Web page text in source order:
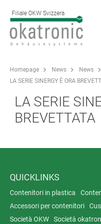
Filiale OKW Svizzera
Homepage News
News
LA SERIE SINERGY È ORA
LA SERIE
BREVETTATA
QUICKLINKS
Contenitori in plastica
Accessori per contenitori
Società OKW
Società